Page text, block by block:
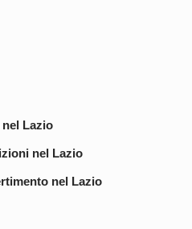
nel Lazio
nel Lazio
nel Lazio